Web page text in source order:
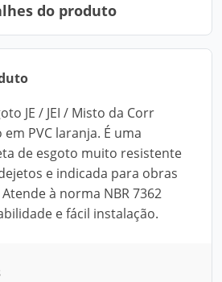
do produto
JE / JEI / Misto da Corr
PVC laranja. É uma
de esgoto muito resistente
e indicada para obras
à norma NBR 7362
e fácil instalação.